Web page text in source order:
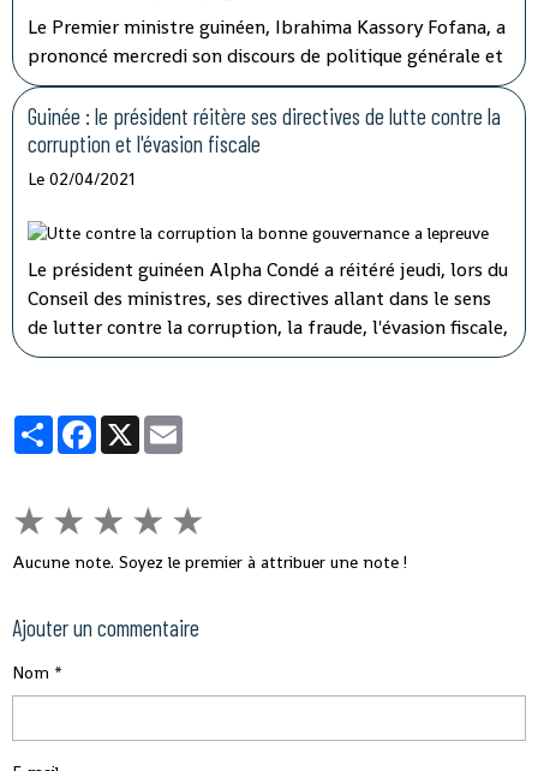
Le Premier ministre guinéen, Ibrahima Kassory Fofana, a
prononcé mercredi son discours de politique générale et
d'orientation devant les 108 députés présents sur les 114
que compte l'hémicycle guinéen.
Guinée : le président réitère ses directives de lutte contre la
corruption et l'évasion fiscale
Le 02/04/2021
Le président guinéen Alpha Condé a réitéré jeudi, lors du
Conseil des ministres, ses directives allant dans le sens
de lutter contre la corruption, la fraude, l'évasion fiscale,
le népotisme, le laisser-aller et tous ces fléaux qui
développement rapide de son pays.
PartagerFacebook
X
★ ★ ★ ★ ★
Aucune note. Soyez le premier à attribuer une note !
Ajouter un commentaire
Nom